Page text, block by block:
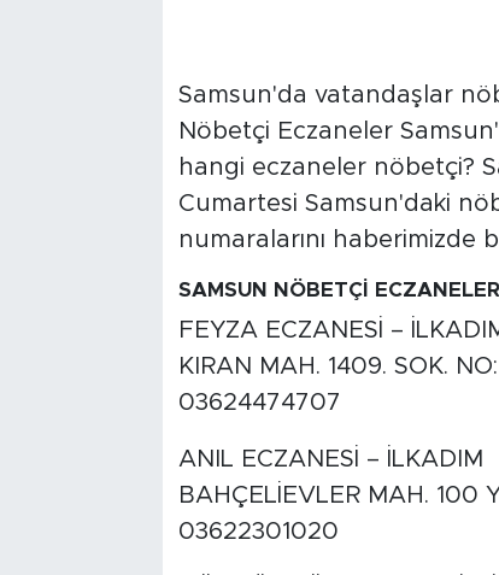
Samsun'da vatandaşlar
Nöbetçi Eczaneler
hangi eczaneler nöbetçi?
Cumartesi Samsun'daki
numaralarını haberimizde
SAMSUN NÖBETÇİ ECZANELER
FEYZA ECZANESİ –
KIRAN MAH. 1409. SOK.
03624474707
ANIL ECZANESİ – İLKADIM
BAHÇELİEVLER MAH. 100
03622301020